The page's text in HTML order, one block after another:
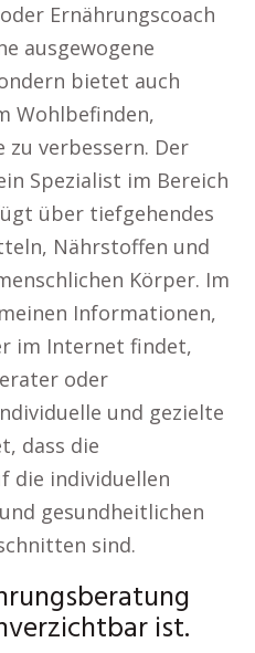
Ernährungscoach
ausgewogene
bietet auch
Wohlbefinden,
zu verbessern. Der
Spezialist im Bereich
über tiefgehendes
Nährstoffen und
Körper. Im
Informationen,
im Internet findet,
oder
und gezielte
dass die
die individuellen
gesundheitlichen
sind.
ist.